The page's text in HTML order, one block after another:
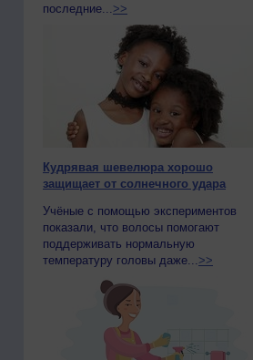
последние... >>
Кудрявая шевелюра хорошо
защищает от солнечного удара
Учёные с помощью экспериментов
показали, что волосы помогают
поддерживать нормальную
температуру головы даже... >>